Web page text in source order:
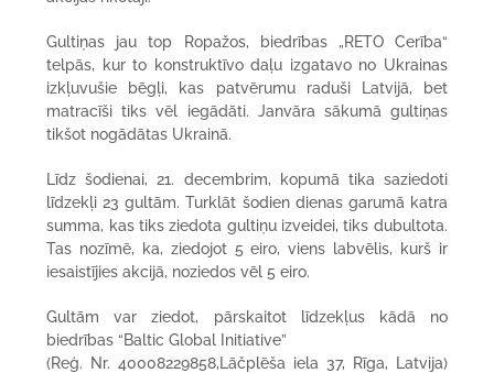
Gultiņas jau top Ropažos, biedrības „RETO Cerība“
telpās, kur to konstruktīvo daļu izgatavo no Ukrainas
izkļuvušie bēgļi, kas patvērumu raduši Latvijā, bet
matracīši tiks vēl iegādāti. Janvāra sākumā gultiņas
tikšot nogādātas Ukrainā.
Līdz šodienai, 21. decembrim, kopumā tika saziedoti
līdzekļi 23 gultām. Turklāt šodien dienas garumā katra
summa, kas tiks ziedota gultiņu izveidei, tiks dubultota.
Tas nozīmē, ka, ziedojot 5 eiro, viens labvēlis, kurš ir
iesaistījies akcijā, noziedos vēl 5 eiro.
Gultām var ziedot, pārskaitot līdzekļus kādā no
biedrības “Baltic Global Initiative”
(Reģ. Nr. 40008229858,Lāčplēša iela 37, Rīga, Latvija)